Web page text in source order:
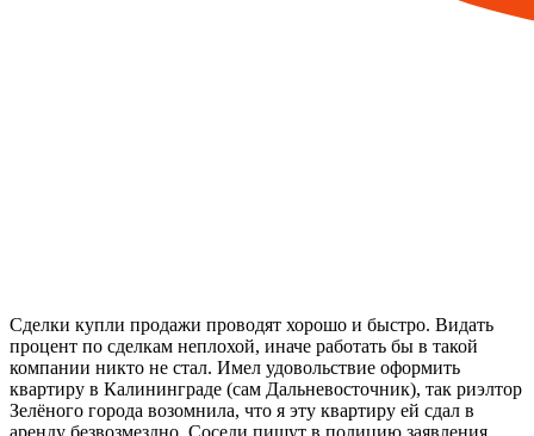
Сделки купли продажи проводят хорошо и быстро. Видать
процент по сделкам неплохой, иначе работать бы в такой
компании никто не стал. Имел удовольствие оформить
квартиру в Калининграде (сам Дальневосточник), так риэлтор
Зелёного города возомнила, что я эту квартиру ей сдал в
аренду безвозмездно. Соседи пишут в полицию заявления,